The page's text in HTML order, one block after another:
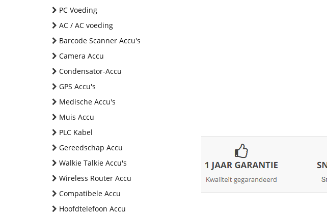
PC Voeding
AC / AC voeding
Barcode Scanner Accu's
Camera Accu
Condensator-Accu
GPS Accu's
Medische Accu's
Muis Accu
PLC Kabel
Gereedschap Accu
Walkie Talkie Accu's
Wireless Router Accu
Compatibele Accu
Hoofdtelefoon Accu